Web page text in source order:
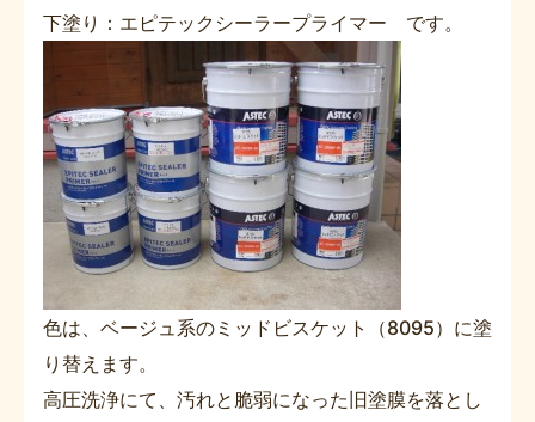
下塗り：エピテックシーラープライマー です。
色は、ベージュ系のミッドビスケット（8095）に塗
り替えます。
高圧洗浄にて、汚れと脆弱になった旧塗膜を落とし